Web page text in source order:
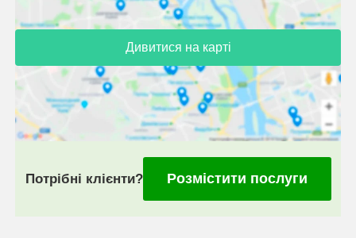
Дивитися на карті
Потрібні клієнти? Розмістити послуги